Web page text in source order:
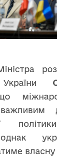
України
власну